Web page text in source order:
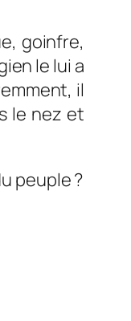
goinfre,
le lui a
il
le nez et
peuple ?